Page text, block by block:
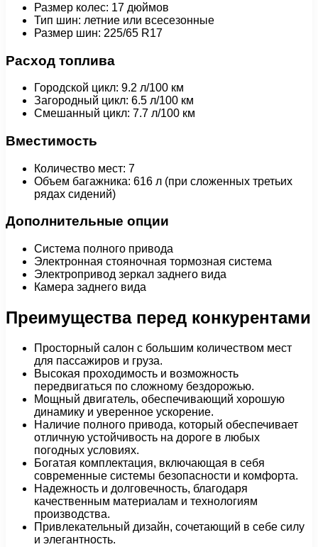
Размер колес: 17 дюймов
Тип шин: летние или всесезонные
Размер шин: 225/65 R17
Расход топлива
Городской цикл: 9.2 л/100 км
Загородный цикл: 6.5 л/100 км
Смешанный цикл: 7.7 л/100 км
Вместимость
Количество мест: 7
Объем багажника: 616 л (при сложенных третьих
рядах сидений)
Дополнительные опции
Система полного привода
Электронная стояночная тормозная система
Электропривод зеркал заднего вида
Камера заднего вида
Преимущества перед конкурентами
Просторный салон с большим количеством мест
для пассажиров и груза.
Высокая проходимость и возможность
передвигаться по сложному бездорожью.
Мощный двигатель, обеспечивающий хорошую
динамику и уверенное ускорение.
Наличие полного привода, который обеспечивает
отличную устойчивость на дороге в любых
погодных условиях.
Богатая комплектация, включающая в себя
современные системы безопасности и комфорта.
Надежность и долговечность, благодаря
качественным материалам и технологиям
производства.
Привлекательный дизайн, сочетающий в себе силу
и элегантность.